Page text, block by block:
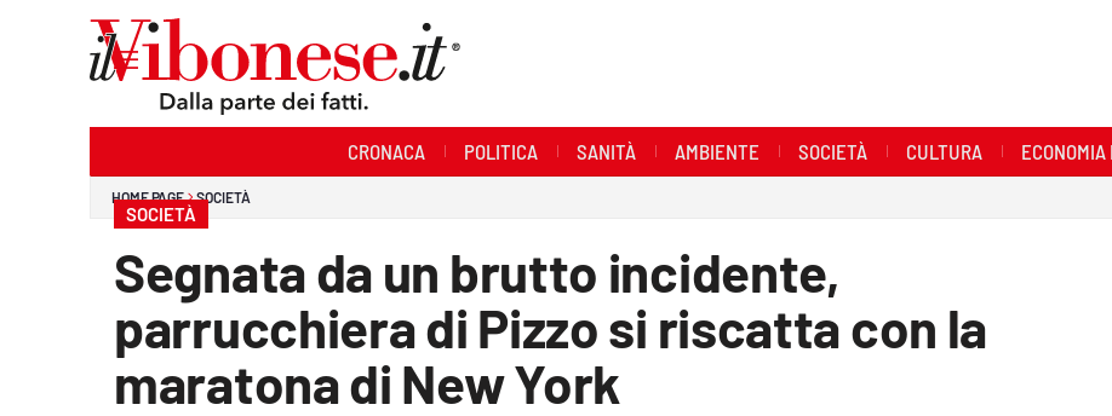
CRONACA POLITICA SANITÀ AMBIENTE SOCIETÀ CULTURA ECONOMIA
HOME PAGE SOCIETÀ
SOCIETÀ
Segnata da un brutto incidente,
parrucchiera di Pizzo si riscatta con la
maratona di New York